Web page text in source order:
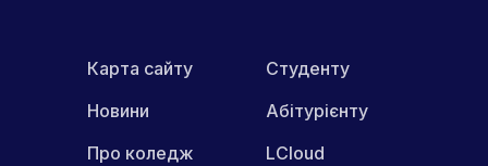
Карта сайту
Новини
Про коледж
Студенту
Абітурієнту
LCloud